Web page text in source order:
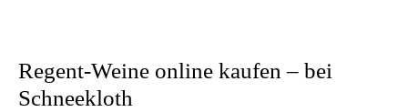
Regent-Weine online kaufen – bei
Schneekloth